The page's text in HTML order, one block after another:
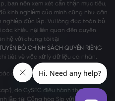
bạn nên xem xét cẩn thận mục tiêu,
kinh nghiệm của mình cũng như cân
nghiệp độc lập. Vui lòng đọc toàn bộ
các khiếu nại liên quan đến quyền
hệ với chúng tôi tại
BỐ CHÍNH SÁCH QUYỀN RIÊNG
tiết về việc xử lý dữ liệu cá nhân.
chi nhánh sau:
do CySEC điều hành theo giấy
lập tại Cộng hòa Síp với số công ty